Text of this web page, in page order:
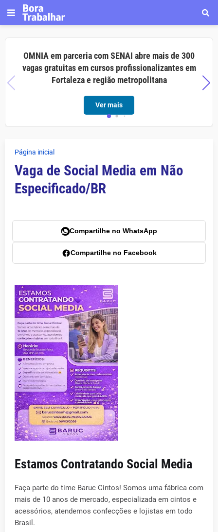
OMNIA em parceria com SENAI abre mais de 300
vagas gratuitas em cursos profissionalizantes em
Fortaleza e região metropolitana
Ver mais
Página inicial
Vaga de Social Media em Não
Especificado/BR
Compartilhe no WhatsApp
Compartilhe no Facebook
Estamos Contratando Social Media
Faça parte do time Baruc Cintos! Somos uma fábrica com
mais de 10 anos de mercado, especializada em cintos e
acessórios, atendemos confecções e lojistas em todo
Brasil.